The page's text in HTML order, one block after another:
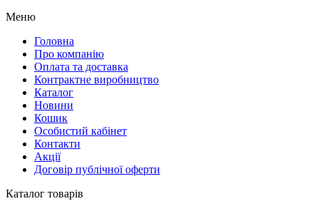
Меню
Головна
Про компанію
Оплата та доставка
Контрактне виробництво
Каталог
Новини
Кошик
Особистий кабінет
Контакти
Акції
Договір публічної оферти
Каталог товарів